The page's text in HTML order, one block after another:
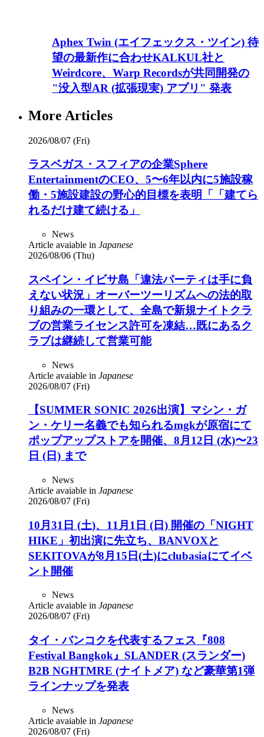
Aphex Twin (エイフェックス・ツイン) 待
望の最新作に合わせKALKUL社と
Weirdcore、Warp Recordsが共同開発の
"没入型AR (拡張現実) アプリ" 発表
More Articles
2026/08/07 (Fri)
ラスベガス・スフィアの企業Sphere
EntertainmentのCEO、5〜6年以内に5施設稼
働・5施設建設の野心的目標を表明「「建てら
れるだけ建て続ける」
News
Article avaiable in Japanese
2026/08/06 (Thu)
スペイン・イビサ島「違法パーティは手に負
えない状況」オーバーツーリズムへの法的取
り組みの一環として、全島で新規ナイトクラ
ブの営業ライセンス許可を凍結…既にあるク
ラブは継続して営業可能
News
Article avaiable in Japanese
2026/08/07 (Fri)
【SUMMER SONIC 2026出演】マシン・ガ
ン・ケリー名義でも知られるmgkが原宿にて
ポップアップストアを開催、8月12日 (水)〜23
日 (日) まで
News
Article avaiable in Japanese
2026/08/07 (Fri)
10月31日 (土)、11月1日 (日) 開催の「NIGHT
HIKE」初出演に先立ち、BANVOXと
SEKITOVAが8月15日(土)にclubasiaにてイベ
ント開催
News
Article avaiable in Japanese
2026/08/07 (Fri)
タイ・バンコクを代表するフェス『808
Festival Bangkok』SLANDER (スランダー)
B2B NGHTMRE (ナイトメア) など豪華第1弾
ラインナップを発表
News
Article avaiable in Japanese
2026/08/07 (Fri)